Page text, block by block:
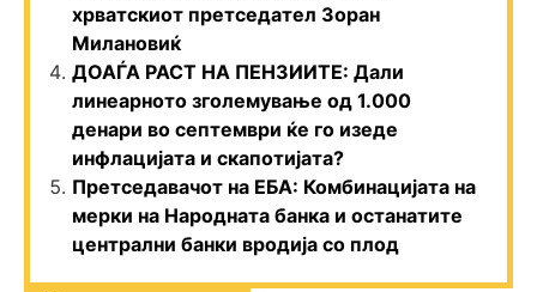
хрватскиот претседател Зоран
Милановиќ
ДОАЃА РАСТ НА ПЕНЗИИТЕ: Дали
линеарното зголемување од 1.000
денари во септември ќе го изеде
инфлацијата и скапотијата?
Претседавачот на ЕБА: Комбинацијата на
мерки на Народната банка и останатите
централни банки вродија со плод